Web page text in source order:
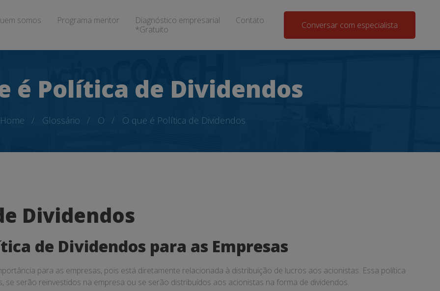
somos Programa mentor
Diagnóstico empresarial
*Gratuito
Contato Conversar com especialista
é Política de Dividendos
Home Glossário O O que é Política de Dividendos
Dividendos
de Dividendos para as Empresas
para as empresas, pois está diretamente relacionada à distribuição de lucros aos acionistas. Essa política
serão reinvestidos na empresa ou se serão distribuídos aos acionistas na forma de dividendos.